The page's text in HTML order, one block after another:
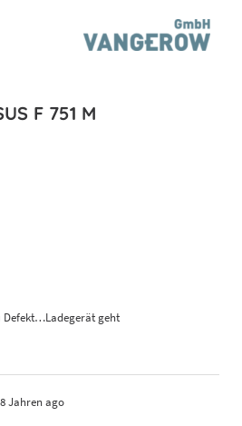
F 751 M
geht
Jahren ago